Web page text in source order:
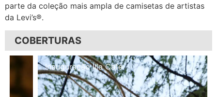
parte da coleção mais ampla de camisetas de artistas
da Levi’s®.
COBERTURAS
Inauguração Illa Café